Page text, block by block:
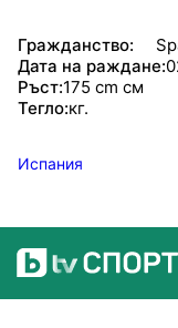
Гражданство:
Дата на раждане:
Ръст:175 cm см
Тегло:кг.
Испания